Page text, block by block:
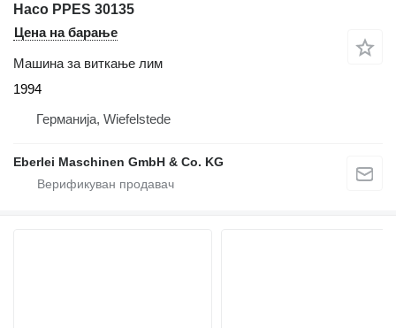
Haco PPES 30135
Цена на барање
Машина за виткање лим
1994
Германија, Wiefelstede
Eberlei Maschinen GmbH & Co. KG